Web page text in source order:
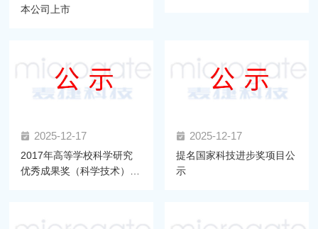
本公司上市
2025-12-17
2017年高等学校科学研究
优秀成果奖（科学技术）推
2025-12-17
提名国家科技进步奖项目公
示